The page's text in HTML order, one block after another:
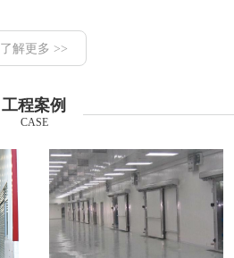
了解更多 >>
工程案例
CASE